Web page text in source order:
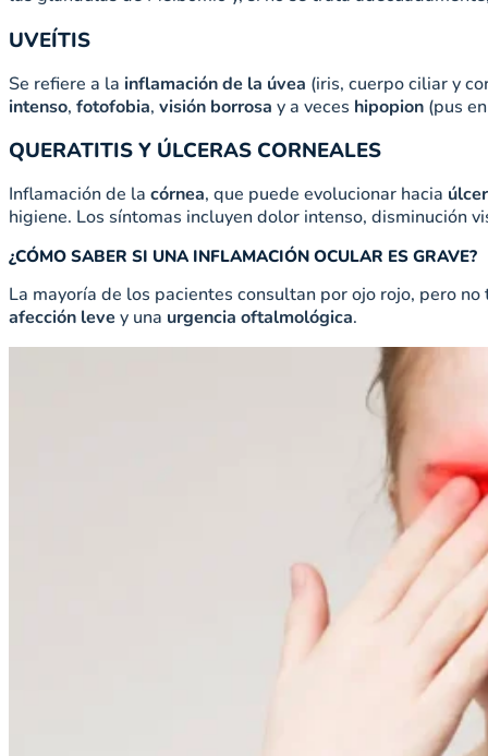
UVEÍTIS
Se refiere a la inflamación de la úvea (iris, cuerpo ciliar y
intenso, fotofobia, visión borrosa y a veces hipopion (pus
QUERATITIS Y ÚLCERAS CORNEALES
Inflamación de la córnea, que puede evolucionar hacia
higiene. Los síntomas incluyen dolor intenso, disminución
¿CÓMO SABER SI UNA INFLAMACIÓN OCULAR ES GRAVE?
La mayoría de los pacientes consultan por ojo rojo, pero
afección levey una urgencia oftalmológica.